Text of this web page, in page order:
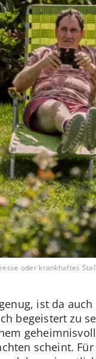
oder krankhaftes
ist da
begeistert zu
scheint.